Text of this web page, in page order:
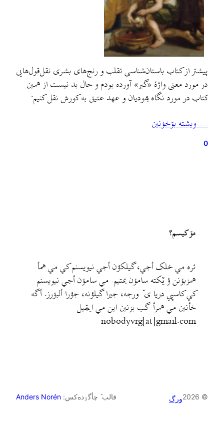
پیشتر از کتاب باستان‌شناسی تقلب و رنج‌های بشری نقل‌قول‌هایی
در مورد معنی واژهٔ «گبر»‌ آورده بودم و حال بد نیست از همین
کتاب در مورد نگاه یهودیان و عهد عتیق به کورش نقل کنیم:
… ويشته بۊخؤنين
0
مۊ کيسم؟
ئره مي خلک أجي، گيلکؤن أجي نيويسنم کي مي همأ
همزبؤنن ؤ يٚکته سامؤن بمتيم. مي سامؤن أجي نيويسنم
کي کاسپي دريا ی ٚ ورجه، جيرا گيلؤنه، جؤرا ألبۊرز. أگه
خأنين مي همرأ گب بزنين اين مي ايمٚیل‌ ‌
nobodyvrg[at]gmail.com
© 2026 ورگ قالب ٚ چأگۊده‌کس: Anders Norén